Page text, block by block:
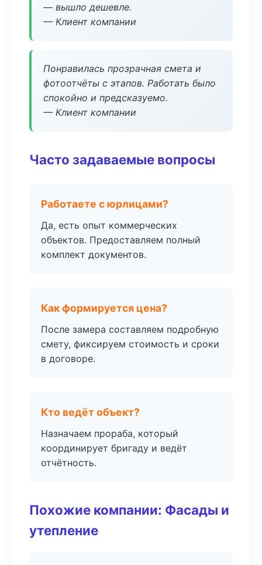
— вышло дешевле.
— Клиент компании
Понравилась прозрачная смета и
фотоотчёты с этапов. Работать было
спокойно и предсказуемо.
— Клиент компании
Часто задаваемые вопросы
Работаете с юрлицами?
Да, есть опыт коммерческих
объектов. Предоставляем полный
комплект документов.
Как формируется цена?
После замера составляем подробную
смету, фиксируем стоимость и сроки
в договоре.
Кто ведёт объект?
Назначаем прораба, который
координирует бригаду и ведёт
отчётность.
Похожие компании: Фасады и
утепление